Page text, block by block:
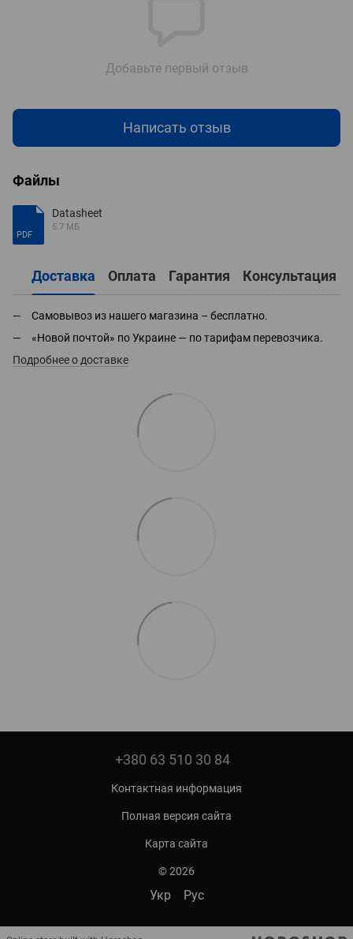
Добавьте первый отзыв
Написать отзыв
Файлы
PDF
Datasheet
5.7 МБ
Доставка Оплата Гарантия Консультация
Самовывоз из нашего магазина – бесплатно.
«Новой почтой» по Украине — по тарифам перевозчика.
Подробнее о доставке
+380 63 510 30 84
Контактная информация
Полная версия сайта
Карта сайта
© 2026
Укр Рус